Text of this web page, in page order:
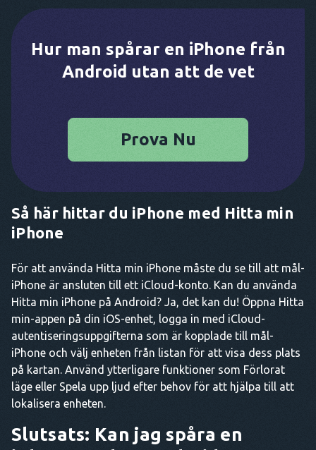
Hur man spårar en iPhone från
Android utan att de vet
Prova Nu
Så här hittar du iPhone med Hitta min
iPhone
För att använda Hitta min iPhone måste du se till att mål-
iPhone är ansluten till ett iCloud-konto. Kan du använda
Hitta min iPhone på Android? Ja, det kan du! Öppna Hitta
min-appen på din iOS-enhet, logga in med iCloud-
autentiseringsuppgifterna som är kopplade till mål-
iPhone och välj enheten från listan för att visa dess plats
på kartan. Använd ytterligare funktioner som Förlorat
läge eller Spela upp ljud efter behov för att hjälpa till att
lokalisera enheten.
Slutsats: Kan jag spåra en